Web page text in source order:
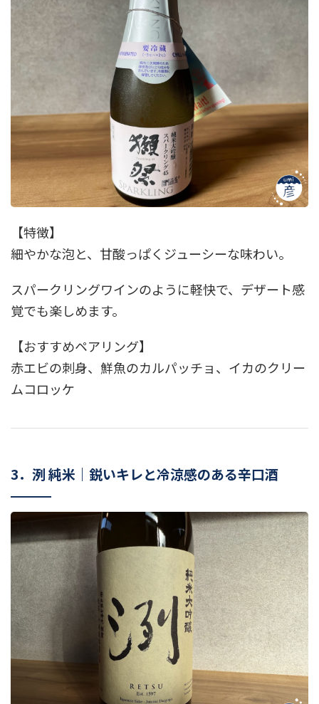
【特徴】
細やかな泡と、甘酸っぱくジューシーな味わい。
スパークリングワインのように軽快で、デザート感
覚でも楽しめます。
【おすすめペアリング】
赤エビの刺身、鮮魚のカルパッチョ、イカのクリー
ムコロッケ
3．洌 純米｜鋭いキレと冷涼感のある辛口酒